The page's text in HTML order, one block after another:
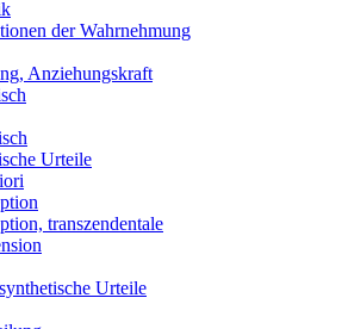
der Wahrnehmung
Anziehungskraft
Urteile
transzendentale
Urteile